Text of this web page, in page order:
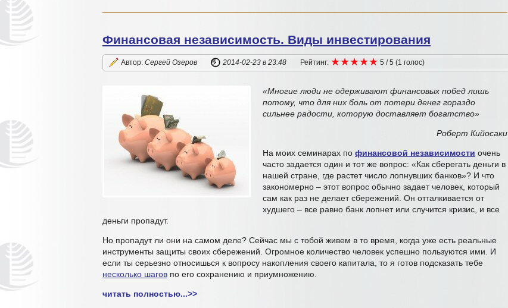
Финансовая независимость. Виды инвестирования
Автор: Сергей Озеров 2014-02-23 в 23:48 Рейтинг: ★★★★★
★★★★★ 5 /5 (1 голос)
«Многие люди не одерживают финансовых побед лишь
потому, что для них боль от потери денег гораздо
сильнее радости, которую доставляет богатство»
Роберт Кийосаки
На моих семинарах по финансовой независимости очень
часто задается один и тот же вопрос: «Как сберегать деньги в
нашей стране, где растет число лопнувших банков»? И что
закономерно – этот вопрос обычно задает человек, который
сам как раз не делает сбережений. Он отталкивается от
худшего – все равно банк лопнет или случится кризис, и все
деньги пропадут.
Но пропадут ли они на самом деле? Сейчас мы с тобой живем в то время, когда уже есть реальные
инструменты защиты своих сбережений. Огромное количество человек успешно пользуются ими. И
если ты серьезно относишься к вопросу накопления своего капитала, то я готов подсказать тебе
несколько шагов по его сохранению и приумножению.
читать полностью...>>